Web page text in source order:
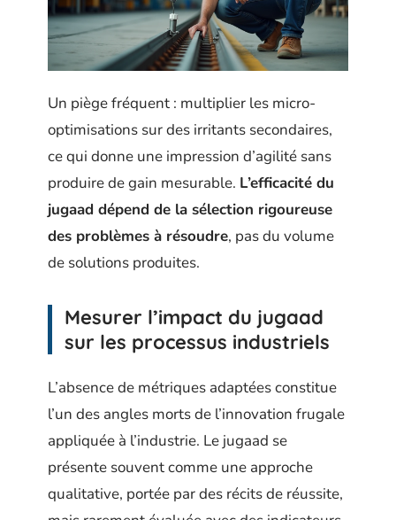
Un piège fréquent : multiplier les micro-
optimisations sur des irritants secondaires,
ce qui donne une impression d’agilité sans
produire de gain mesurable. L’efficacité du
jugaad dépend de la sélection rigoureuse
des problèmes à résoudre, pas du volume
de solutions produites.
Mesurer l’impact du jugaad
sur les processus industriels
L’absence de métriques adaptées constitue
l’un des angles morts de l’innovation frugale
appliquée à l’industrie. Le jugaad se
présente souvent comme une approche
qualitative, portée par des récits de réussite,